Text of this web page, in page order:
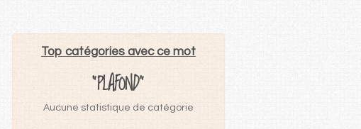
Top catégories avec ce mot
"PLAFOND"
Aucune statistique de catégorie